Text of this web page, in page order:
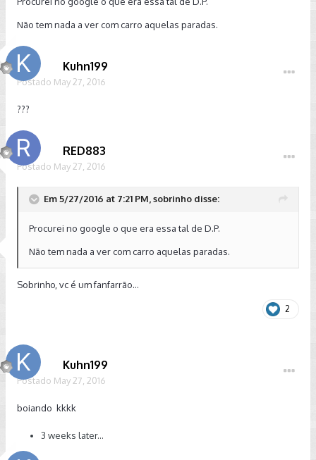
Não tem nada a ver com carro aquelas paradas.
Kuhn199
Postado May 27, 2016
???
RED883
Postado May 27, 2016
Em 5/27/2016 at 7:21 PM, sobrinho disse:
Procurei no google o que era essa tal de D.P.
Não tem nada a ver com carro aquelas paradas.
Sobrinho, vc é um fanfarrão...
2
Kuhn199
Postado May 27, 2016
boiando kkkk
3 weeks later...